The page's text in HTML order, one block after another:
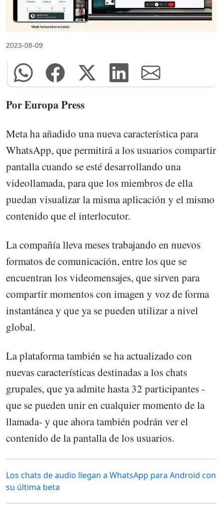
2023-08-09
Por Europa Press
Meta ha añadido una nueva característica para
WhatsApp, que permitirá a los usuarios compartir
pantalla cuando se esté desarrollando una
videollamada, para que los miembros de ella
puedan visualizar la misma aplicación y el mismo
contenido que el interlocutor.
La compañía lleva meses trabajando en nuevos
formatos de comunicación, entre los que se
encuentran los videomensajes, que sirven para
compartir momentos con imagen y voz de forma
instantánea y que ya se pueden utilizar a nivel
global.
La plataforma también se ha actualizado con
nuevas características destinadas a los chats
grupales, que ya admite hasta 32 participantes -
que se pueden unir en cualquier momento de la
llamada- y que ahora también podrán ver el
contenido de la pantalla de los usuarios.
Los chats de audio llegan a WhatsApp para Android con
su última beta